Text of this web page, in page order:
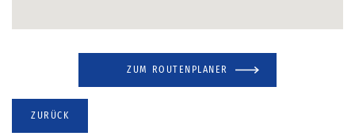
ZUM ROUTENPLANER
ZURÜCK